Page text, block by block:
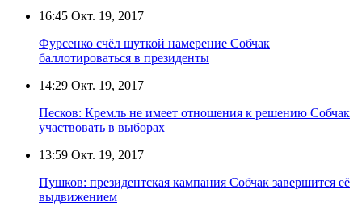
16:45 Окт. 19, 2017
Фурсенко счёл шуткой намерение Собчак
баллотироваться в президенты
14:29 Окт. 19, 2017
Песков: Кремль не имеет отношения к решению Собчак
участвовать в выборах
13:59 Окт. 19, 2017
Пушков: президентская кампания Собчак завершится её
выдвижением